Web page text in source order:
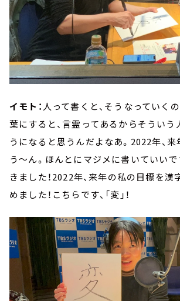
イモト： 人って書くと、そうなっていく
葉にすると、言霊ってあるからそういう
うになると思うんだよなあ。2022年、来
う～ん。ほんとにマジメに書いていいで
きました！2022年、来年の私の目標を漢
めました！こちらです、「変」！